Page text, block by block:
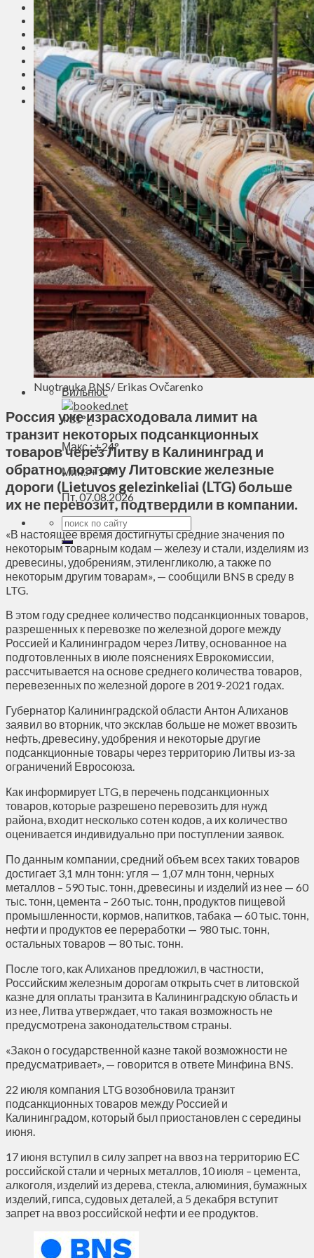
Соседи
Транспорт
Выбор читателей
Калейдоскоп
Армия
Сейм Литвы
Культура
Больше
Фоторепортаж
Туризм
ЛК рекомендует
Сеньорам
Образование
Здравоохранение
Экология
Происшествия
Приграничье
Деньги
Визиты
Выборы
Агроновости
Едим дома
Ищу семью
Духовное пространство
Спорт
Технологии
Энергетика
Вильнюс
+31°C
Макс.:+24°
Мин.:+14°
Пт, 07.08.2026
Nuotrauka BNS/ Erikas Ovčarenko
Россия уже израсходовала лимит на
транзит некоторых подсанкционных
товаров через Литву в Калининград и
обратно, поэтому Литовские железные
дороги (Lietuvos gelezinkeliai (LTG) больше
их не перевозит, подтвердили в компании.
«В настоящее время достигнуты средние значения по
некоторым товарным кодам — железу и стали, изделиям из
древесины, удобрениям, этиленгликолю, а также по
некоторым другим товарам», — сообщили BNS в среду в
LTG.
В этом году среднее количество подсанкционных товаров,
разрешенных к перевозке по железной дороге между
Россией и Калининградом через Литву, основанное на
подготовленных в июле пояснениях Еврокомиссии,
рассчитывается на основе среднего количества товаров,
перевезенных по железной дороге в 2019-2021 годах.
Губернатор Калининградской области Антон Алиханов
заявил во вторник, что эксклав больше не может ввозить
нефть, древесину, удобрения и некоторые другие
подсанкционные товары через территорию Литвы из-за
ограничений Евросоюза.
Как информирует LTG, в перечень подсанкционных
товаров, которые разрешено перевозить для нужд
района, входит несколько сотен кодов, а их количество
оценивается индивидуально при поступлении заявок.
По данным компании, средний объем всех таких товаров
достигает 3,1 млн тонн: угля — 1,07 млн тонн, черных
металлов – 590 тыс. тонн, древесины и изделий из нее — 60
тыс. тонн, цемента – 260 тыс. тонн, продуктов пищевой
промышленности, кормов, напитков, табака — 60 тыс. тонн,
нефти и продуктов ее переработки — 980 тыс. тонн,
остальных товаров — 80 тыс. тонн.
После того, как Алиханов предложил, в частности,
Российским железным дорогам открыть счет в литовской
казне для оплаты транзита в Калининградскую область и
из нее, Литва утверждает, что такая возможность не
предусмотрена законодательством страны.
«Закон о государственной казне такой возможности не
предусматривает», — говорится в ответе Минфина BNS.
22 июля компания LTG возобновила транзит
подсанкционных товаров между Россией и
Калининградом, который был приостановлен с середины
июня.
17 июня вступил в силу запрет на ввоз на территорию ЕС
российской стали и черных металлов, 10 июля – цемента,
алкоголя, изделий из дерева, стекла, алюминия, бумажных
изделий, гипса, судовых деталей, а 5 декабря вступит
запрет на ввоз российской нефти и ее продуктов.